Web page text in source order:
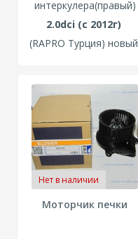
интеркулера(правый)
2.0dci (с 2012г)
(RAPRO Турция) новый
Нет в наличии
Моторчик печки